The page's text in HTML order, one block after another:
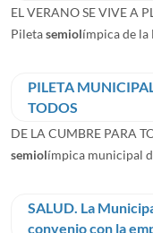
EL VERANO SE VIVE A
Piletasemiolímpica de la
PILETA
TODOS
DE LA CUMBRE PARA
semiolímpica municipal
SALUD. La
convenio con la